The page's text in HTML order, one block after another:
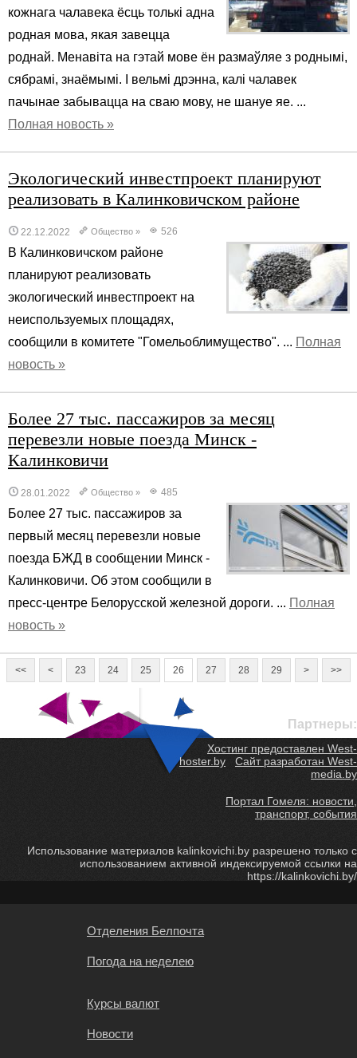
кожнага чалавека ёсць толькі адна
родная мова, якая завецца
роднай. Менавіта на гэтай мове ён размаўляе з роднымі,
сябрамі, знаёмымі. І вельмі дрэнна, калі чалавек
пачынае забывацца на сваю мову, не шануе яе. ...
Полная новость »
Экологический инвестпроект планируют
реализовать в Калинковичском районе
22.12.2022 Общество » 526
В Калинковичском районе
планируют реализовать
экологический инвестпроект на
неиспользуемых площадях,
сообщили в комитете "Гомельоблимущество". ... Полная
новость »
Более 27 тыс. пассажиров за месяц
перевезли новые поезда Минск -
Калинковичи
28.01.2022 Общество » 485
Более 27 тыс. пассажиров за
первый месяц перевезли новые
поезда БЖД в сообщении Минск -
Калинковичи. Об этом сообщили в
пресс-центре Белорусской железной дороги. ... Полная
новость »
<< < 23 24 25 26 27 28 29 > >>
Партнеры:
Хостинг предоставлен West-
hoster.by
Сайт разработан West-
media.by
Портал Гомеля: новости,
транспорт, события
Использование материалов kalinkovichi.by разрешено только с
использованием активной индексируемой ссылки на
https://kalinkovichi.by/
Отделения Белпочта
Погода на неделею
Курсы валют
Новости